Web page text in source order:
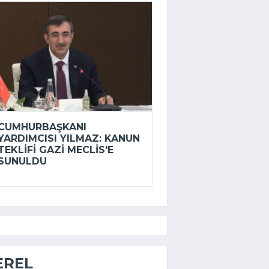
YILMAZ: KANUN
GAZI MECLIS'E